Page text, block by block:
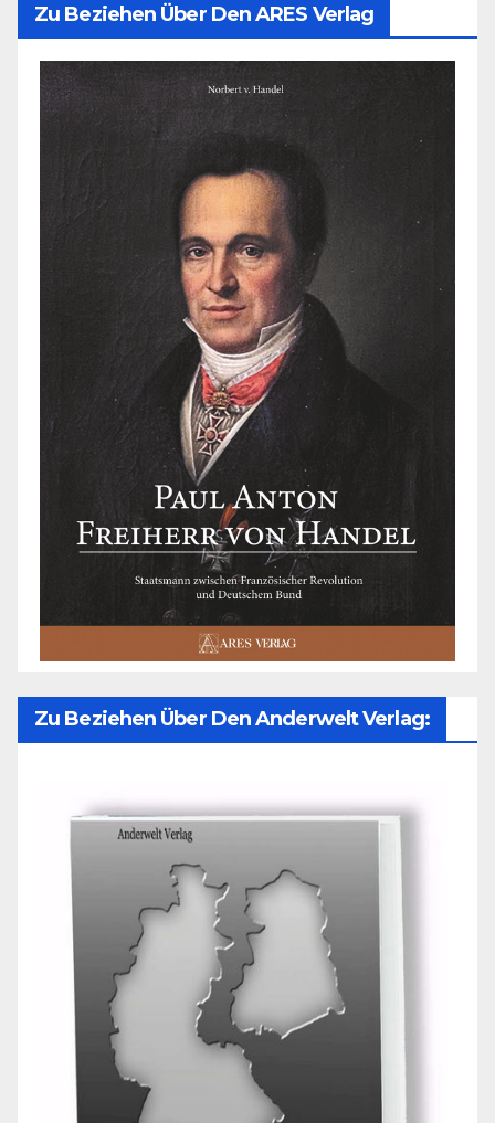
Zu Beziehen Über Den ARES Verlag
Zu Beziehen Über Den Anderwelt Verlag: